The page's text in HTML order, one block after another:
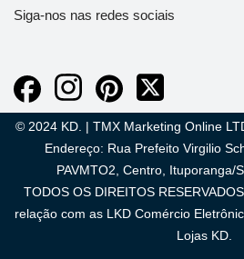
Siga-nos nas redes sociais
© 2024 KD. | TMX Marketing Online
Endereço: Rua Prefeito Virgilio
PAVMTO2, Centro, Ituporanga/
TODOS OS DIREITOS
relação com as LKD Comércio
Lojas KD.